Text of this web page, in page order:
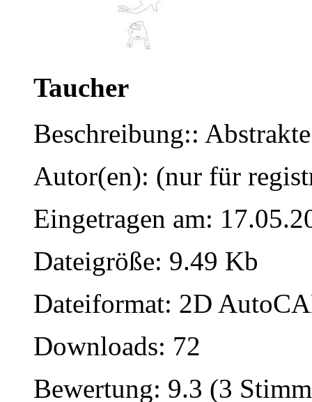
Taucher
Beschreibung::
Autor(en): (nur für
Eingetragen am:
Dateigröße: 9.49 Kb
Dateiformat: 2D
Downloads: 72
Bewertung: 9.3 (3